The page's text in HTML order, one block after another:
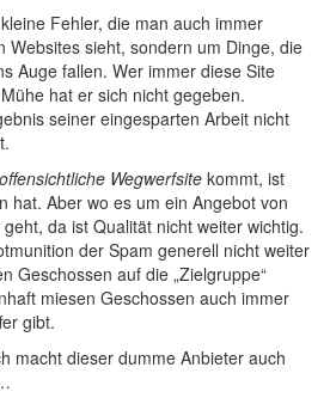
Fehler, die man auch immer
Websites sieht, sondern um Dinge, die
Auge fallen. Wer immer diese Site
hat er sich nicht gegeben.
seiner eingesparten Arbeit nicht
offensichtliche Wegwerfsite kommt, ist
hat. Aber wo es um ein Angebot von
da ist Qualität nicht weiter wichtig.
der Spam generell nicht weiter
Geschossen auf die „Zielgruppe“
miesen Geschossen auch immer
gibt.
macht dieser dumme Anbieter auch